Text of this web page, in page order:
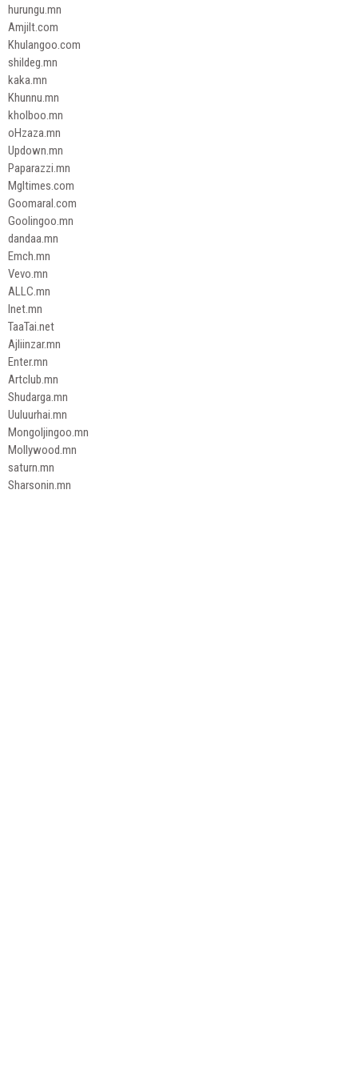
hurungu.mn
Amjilt.com
Khulangoo.com
shildeg.mn
kaka.mn
Khunnu.mn
kholboo.mn
oHzaza.mn
Updown.mn
Paparazzi.mn
Mgltimes.com
Goomaral.com
Goolingoo.mn
dandaa.mn
Emch.mn
Vevo.mn
ALLC.mn
Inet.mn
TaaTai.net
Ajliinzar.mn
Enter.mn
Artclub.mn
Shudarga.mn
Uuluurhai.mn
Mongoljingoo.mn
Mollywood.mn
saturn.mn
Sharsonin.mn